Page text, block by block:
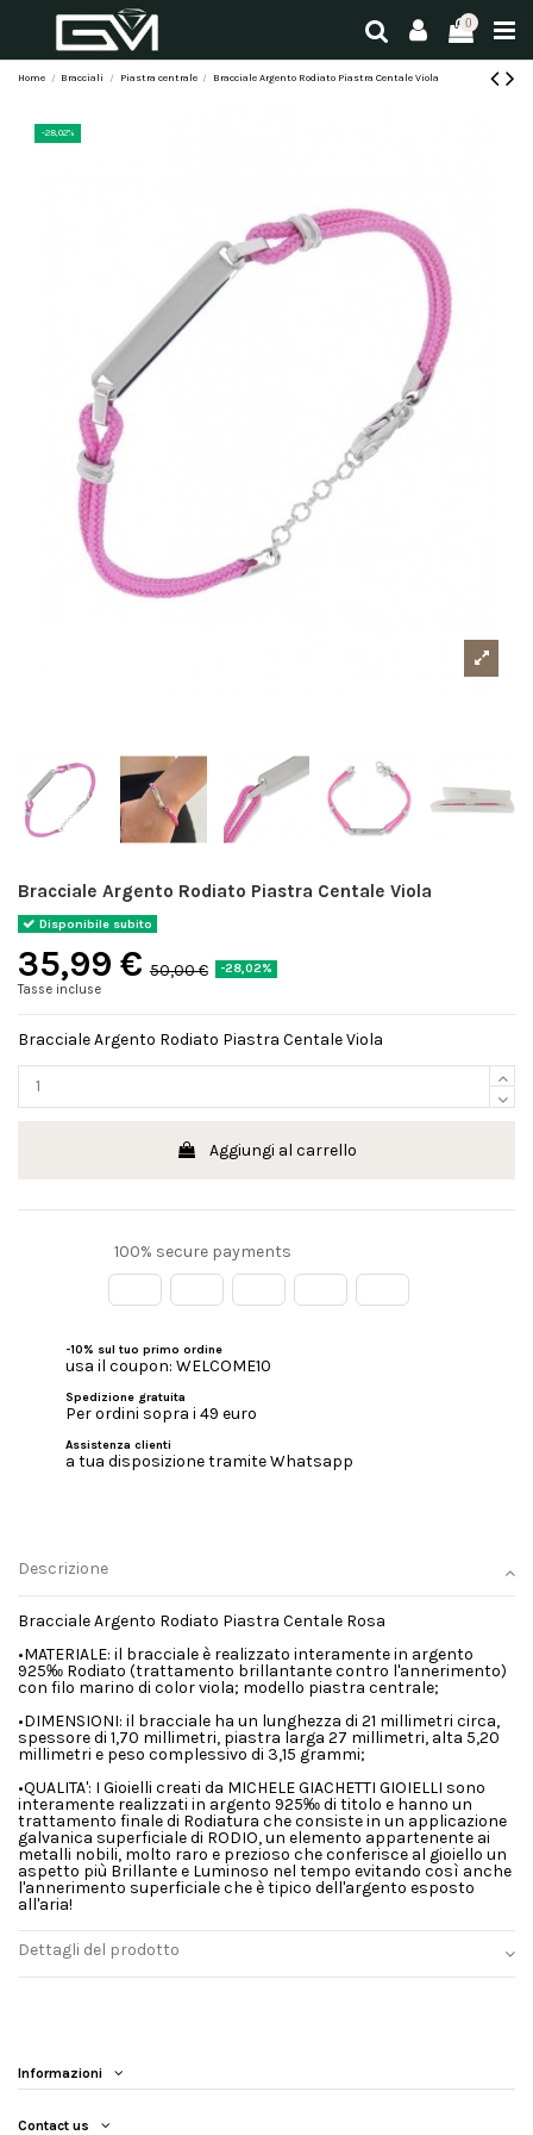
0
Home Bracciali Piastra centrale Bracciale Argento Rodiato Piastra Centale Viola
-28,02%
Bracciale Argento Rodiato Piastra Centale Viola
Disponibile subito
35,99 € 50,00 €
-28,02%
Tasse incluse
Bracciale Argento Rodiato Piastra Centale Viola
Aggiungi al carrello
100% secure payments
-10% sul tuo primo ordine
usa il coupon: WELCOME10
Spedizione gratuita
Per ordini sopra i 49 euro
Assistenza clienti
a tua disposizione tramite Whatsapp
Descrizione
Bracciale Argento Rodiato Piastra Centale Rosa
•MATERIALE: il bracciale è realizzato interamente in argento
925‰ Rodiato (trattamento brillantante contro l'annerimento)
con filo marino di color viola; modello piastra centrale;
•DIMENSIONI: il bracciale ha un lunghezza di 21 millimetri circa,
spessore di 1,70 millimetri, piastra larga 27 millimetri, alta 5,20
millimetri e peso complessivo di 3,15 grammi;
•QUALITA': I Gioielli creati da MICHELE GIACHETTI GIOIELLI sono
interamente realizzati in argento 925‰ di titolo e hanno un
trattamento finale di Rodiatura che consiste in un applicazione
galvanica superficiale di RODIO, un elemento appartenente ai
metalli nobili, molto raro e prezioso che conferisce al gioiello un
aspetto più Brillante e Luminoso nel tempo evitando così anche
l'annerimento superficiale che è tipico dell'argento esposto
all'aria!
Dettagli del prodotto
Informazioni
Contact us